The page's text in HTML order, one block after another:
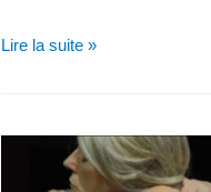
Le
de
Lire la suite »